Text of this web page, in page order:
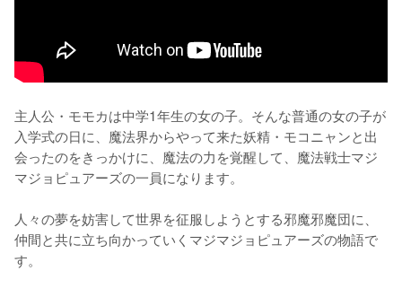
主人公・モモカは中学1年生の女の子。そんな普通の女の子が
入学式の日に、魔法界からやって来た妖精・モコニャンと出
会ったのをきっかけに、魔法の力を覚醒して、魔法戦士マジ
マジョピュアーズの一員になります。
人々の夢を妨害して世界を征服しようとする邪魔邪魔団に、
仲間と共に立ち向かっていくマジマジョピュアーズの物語で
す。